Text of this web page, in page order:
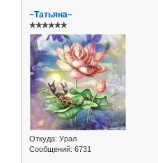
~Татьяна~
✯✯✯✯✯✯
Откуда: Урал
Сообщений: 6731